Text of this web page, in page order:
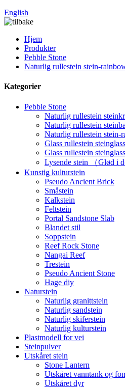
English
Hjem
Produkter
Pebble Stone
Naturlig rullestein stein-
Kategorier
Pebble Stone
Naturlig rullestein
Naturlig rullestein
Naturlig rullestein stein-
Glass rullestein
Glass rullestein
Lysende stein （Glød i
Kunstig kulturstein
Pseudo Ancient Brick
Småstein
Kalkstein
Feltstein
Portal Sandstone Slab
Blandet stil
Soppstein
Reef Rock Stone
Nangai Reef
Trestein
Pseudo Ancient Stone
Hage diy
Naturstein
Naturlig granittstein
Naturlig sandstein
Naturlig skiferstein
Naturlig kulturstein
Plastmodell for vei
Steinpulver
Utskåret stein
Stone Lantern
Utskåret vanntank og
Utskåret dyr